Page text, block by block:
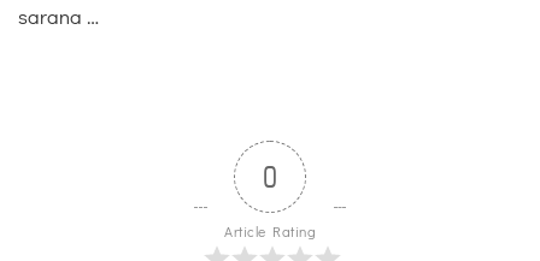
sarana …
0
Article Rating